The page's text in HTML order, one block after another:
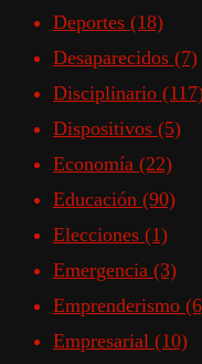
Deportes (18)
Desaparecidos (7)
Disciplinario
Dispositivos (5)
Economía (22)
Educación (90)
Elecciones (1)
Emergencia (3)
Emprenderismo
Empresarial (10)